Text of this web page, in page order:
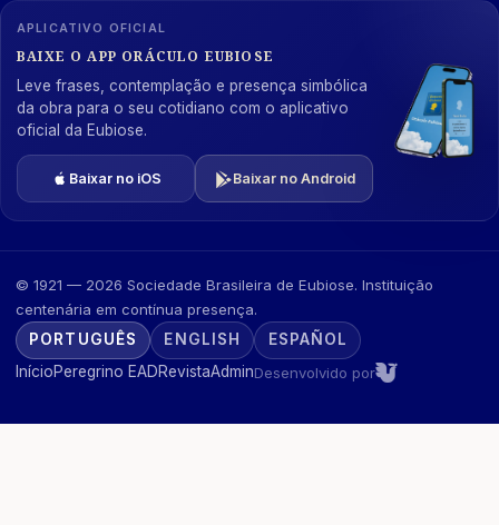
APLICATIVO OFICIAL
BAIXE O APP ORÁCULO EUBIOSE
Leve frases, contemplação e presença simbólica
da obra para o seu cotidiano com o aplicativo
oficial da Eubiose.
Baixar no iOS Baixar no Android
© 1921 — 2026 Sociedade Brasileira de Eubiose. Instituição
centenária em contínua presença.
PORTUGUÊS
ENGLISH
ESPAÑOL
InícioPeregrino EADRevistaAdminDesenvolvido por